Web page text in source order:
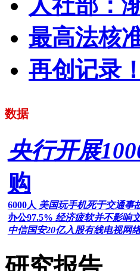
人社部：
最高法核
再创记录
数据
央行开展
购
6000人 美国玩手机死于交通事
办公97.5% 经济疲软并不影响
中信国安20亿入股有线电视网